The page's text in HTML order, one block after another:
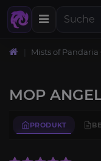
Mists of Pandaria
MOP
PRODUKT